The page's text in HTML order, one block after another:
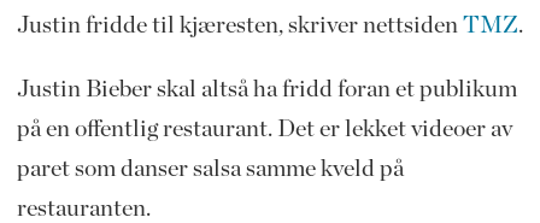
Justin fridde til kjæresten, skriver nettsiden TMZ.
Justin Bieber skal altså ha fridd foran et publikum
på en offentlig restaurant. Det er lekket videoer av
paret som danser salsa samme kveld på
restauranten.